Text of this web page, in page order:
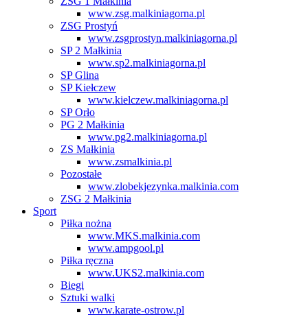
www.zsg.malkiniagorna.pl
ZSG Prostyń
www.zsgprostyn.malkiniagorna.pl
SP 2 Małkinia
www.sp2.malkiniagorna.pl
SP Glina
SP Kiełczew
www.kielczew.malkiniagorna.pl
SP Orło
PG 2 Małkinia
www.pg2.malkiniagorna.pl
ZS Małkinia
www.zsmalkinia.pl
Pozostałe
www.zlobekjezynka.malkinia.com
ZSG 2 Małkinia
Sport
Piłka nożna
www.MKS.malkinia.com
www.ampgool.pl
Piłka ręczna
www.UKS2.malkinia.com
Biegi
Sztuki walki
www.karate-ostrow.pl